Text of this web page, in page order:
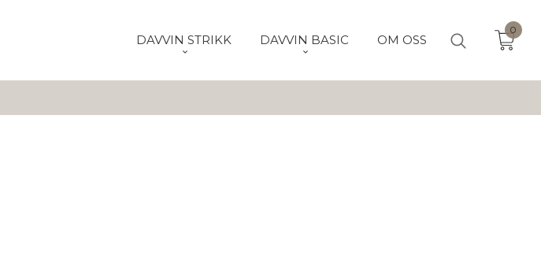
DAVVIN STRIKK DAVVIN BASIC OM OSS
0